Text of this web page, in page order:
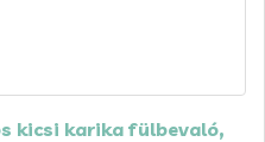
kicsi karika fülbevaló,